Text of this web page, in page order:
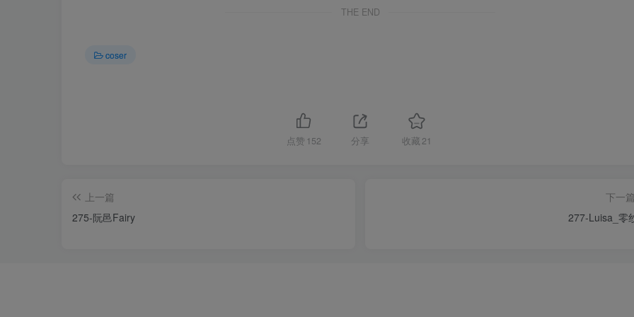
THE END
coser
点赞 152 分享 收藏 21
上一篇
275-阮邑Fairy
下一篇
277-Luisa_零